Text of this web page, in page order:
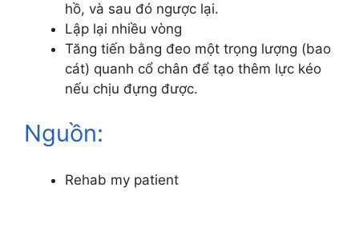
hồ, và sau đó ngược lại.
Lập lại nhiều vòng
Tăng tiến bằng đeo một trọng lượng (bao
cát) quanh cổ chân để tạo thêm lực kéo
nếu chịu đựng được.
Nguồn:
Rehab my patient